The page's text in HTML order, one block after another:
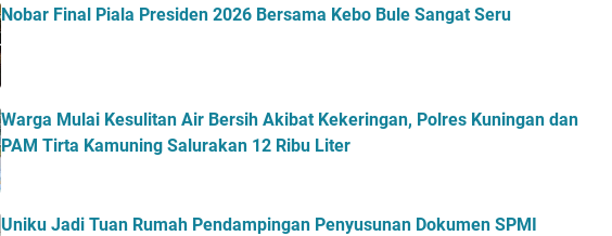
a
i
n
t
K
e
r
r
Nobar Final Piala Presiden 2026 Bersama Kebo Bule Sangat Seru
Warga Mulai Kesulitan Air Bersih Akibat Kekeringan, Polres Kuningan dan
PAM Tirta Kamuning Salurakan 12 Ribu Liter
Uniku Jadi Tuan Rumah Pendampingan Penyusunan Dokumen SPMI